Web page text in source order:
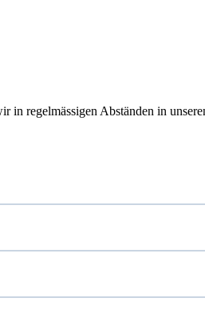
regelmässigen Abständen in